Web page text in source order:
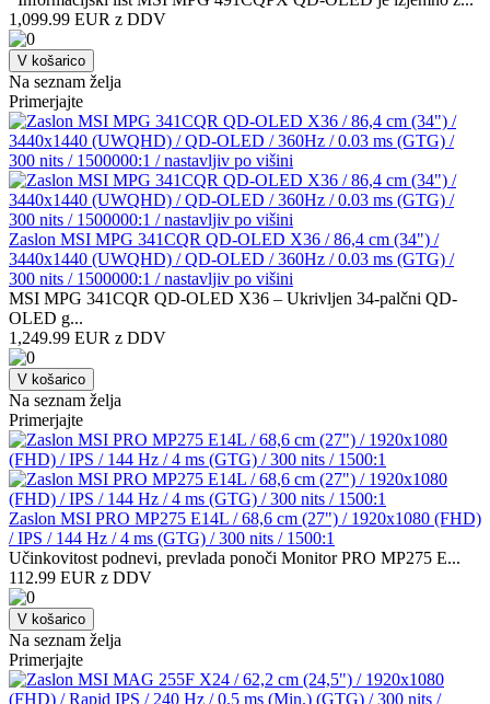
1,099.99 EUR z DDV
V košarico
Na seznam želja
Primerjajte
Zaslon MSI MPG 341CQR QD-OLED X36 / 86,4 cm (34") /
3440x1440 (UWQHD) / QD-OLED / 360Hz / 0.03 ms (GTG) /
300 nits / 1500000:1 / nastavljiv po višini
MSI MPG 341CQR QD-OLED X36 – Ukrivljen 34-palčni QD-
OLED g...
1,249.99 EUR z DDV
V košarico
Na seznam želja
Primerjajte
Zaslon MSI PRO MP275 E14L / 68,6 cm (27") / 1920x1080 (FHD)
/ IPS / 144 Hz / 4 ms (GTG) / 300 nits / 1500:1
Učinkovitost podnevi, prevlada ponoči Monitor PRO MP275 E...
112.99 EUR z DDV
V košarico
Na seznam želja
Primerjajte